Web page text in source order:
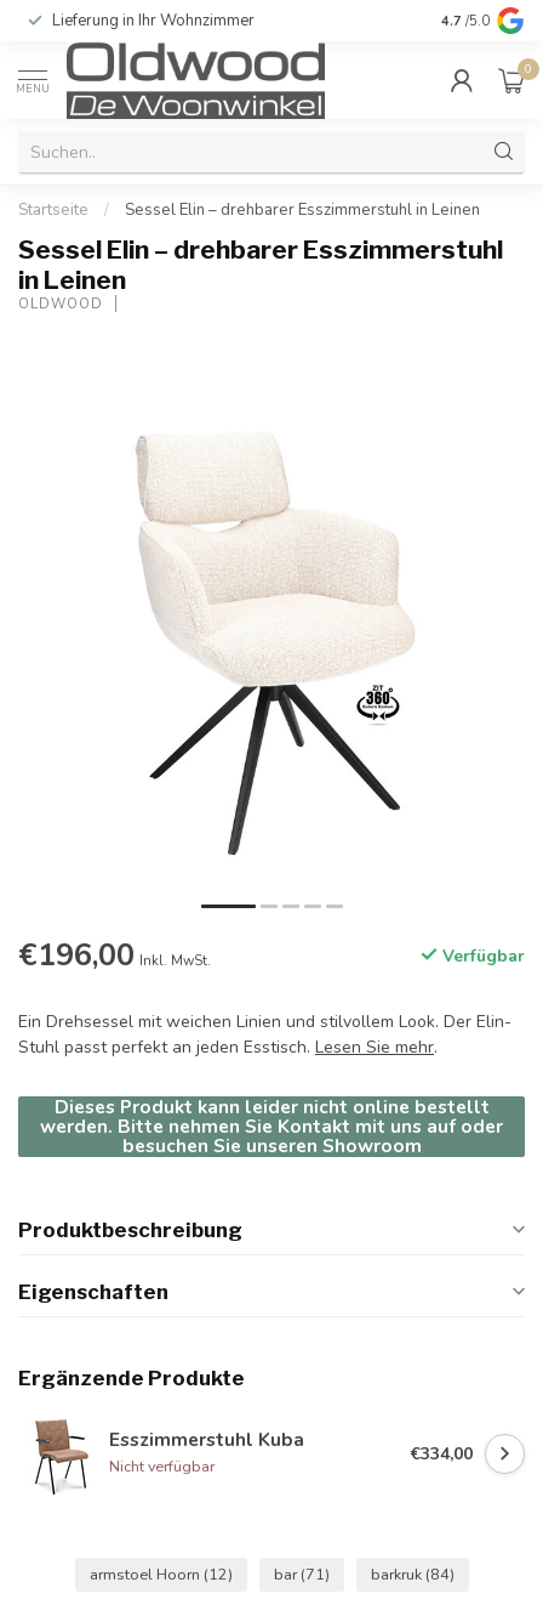
Lieferung in Ihr Wohnzimmer Qualität und
4.7 /5.0
MENU
0
Startseite / Sessel Elin – drehbarer Esszimmerstuhl in Leinen
Sessel Elin – drehbarer Esszimmerstuhl
in Leinen
OLDWOOD
€196,00 Inkl. MwSt. Verfügbar
Ein Drehsessel mit weichen Linien und stilvollem Look. Der Elin-
Stuhl passt perfekt an jeden Esstisch. Lesen Sie mehr.
Dieses Produkt kann leider nicht online bestellt
werden. Bitte nehmen Sie Kontakt mit uns auf oder
besuchen Sie unseren Showroom
Produktbeschreibung
Eigenschaften
Ergänzende Produkte
Esszimmerstuhl Kuba
Nicht verfügbar
€334,00
armstoel Hoorn (12) bar(71) barkruk (84)